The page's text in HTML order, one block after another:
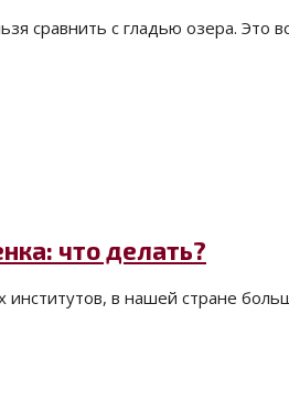
сравнить с гладью озера. Это
что делать?
институтов, в нашей стране